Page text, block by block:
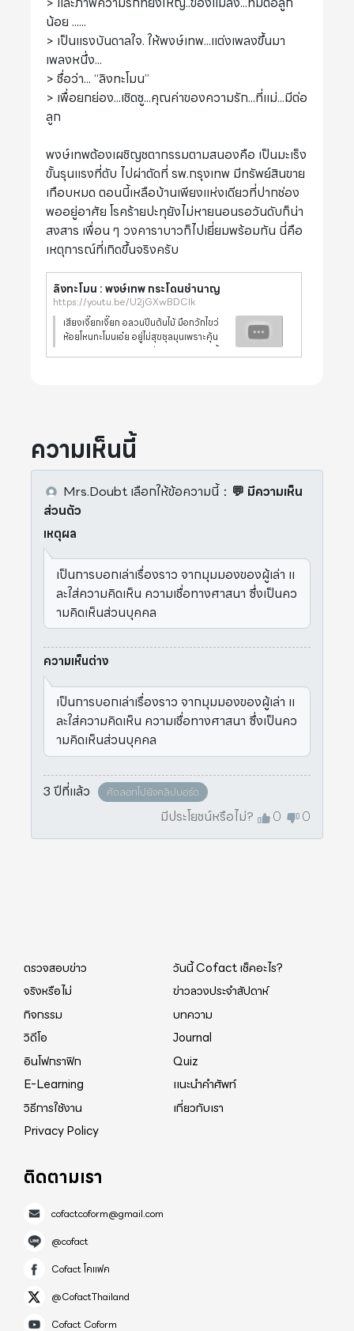
น้อย ......
> เป็นแรงบันดาลใจ. ให้พงษ์เทพ...แต่งเพลงขึ้นมา
เพลงหนึ่ง...
> ชื่อว่า... “ลิงทะโมน”
> เพื่อยกย่อง...เชิดชู...คุณค่าของความรัก...ที่แม่...มีต่อ
ลูก
พงษ์เทพต้องเผชิญชตากรรมตามสนองคือ เป็นมะเร็ง
ขั้นรุนแรงที่ตับ ไปผ่าตัดที่ รพ.กรุงเทพ มีทรัพย์สินขาย
เกือบหมด ตอนนี้เหลือบ้านเพียงแห่งเดียวที่ปากช่อง
พออยู่อาศัย โรคร้ายปะทุยังไม่หายนอนรอวันดับก็น่า
สงสาร เพื่อน ๆ วงคาราบาวก็ไปเยี่ยมพร้อมกัน นี่คือ
เหตุการณ์ที่เกิดขึ้นจริงครับ
ลิงทะโมน : พงษ์เทพ กระโดนชำนาญ
https://youtu.be/U2jGXwBDClk
เสียงเจี๊ยกเจี๊ยก อลวนปีนต้นไม้ มือกวักไขว่
ห้อยโหนทะโมนเอ๋ย อยู่ไม่สุขชุลมุนเพราะคุ้น
เคย ชาติเฉลยซุกซนคนเรียกลิง ชอบแลบลิ้น
ความเห็นนี้
Mrs.Doubt เลือกให้ข้อความนี้： 💬 มีความเห็น
ส่วนตัว
เหตุผล
เป็นการบอกเล่าเรื่องราว จากมุมมองของผู้เล่า แ
ละใส่ความคิดเห็น ความเชื่อทางศาสนา ซึ่งเป็นคว
ามคิดเห็นส่วนบุคคล
ความเห็นต่าง
เป็นการบอกเล่าเรื่องราว จากมุมมองของผู้เล่า แ
ละใส่ความคิดเห็น ความเชื่อทางศาสนา ซึ่งเป็นคว
ามคิดเห็นส่วนบุคคล
3 ปีที่แล้ว คัดลอกไปยังคลิปบอร์ด
มีประโยชน์หรือไม่? 0 0
ตรวจสอบข่าว
วันนี้ Cofact เช็คอะไร?
จริงหรือไม่
ข่าวลวงประจำสัปดาห์
กิจกรรม
บทความ
วิดีโอ
Journal
อินโฟกราฟิก
Quiz
E-Learning
แนะนำคำศัพท์
วิธีการใช้งาน
เกี่ยวกับเรา
Privacy Policy
ติดตามเรา
cofactcoform@gmail.com
@cofact
Cofact โคแฟค
@CofactThailand
Cofact Coform